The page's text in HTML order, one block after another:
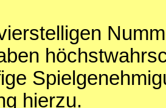
hierzu.